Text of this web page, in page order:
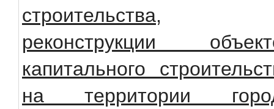
строительства,
реконструкции
капитального
на территории